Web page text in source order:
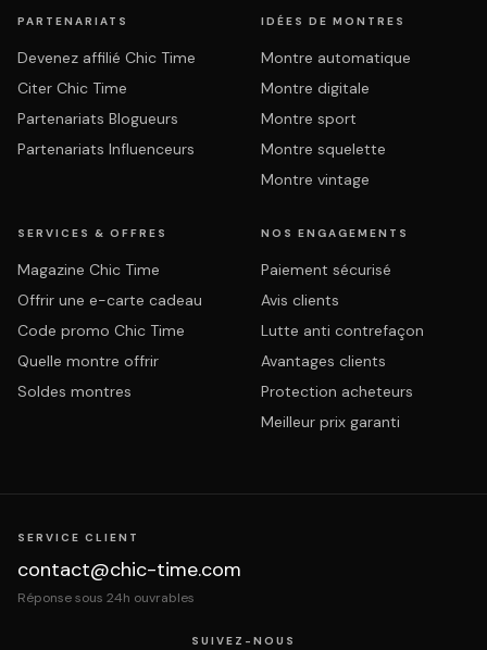
PARTENARIATS
Devenez affilié Chic Time
Citer Chic Time
Partenariats Blogueurs
Partenariats Influenceurs
IDÉES DE MONTRES
Montre automatique
Montre digitale
Montre sport
Montre squelette
Montre vintage
SERVICES & OFFRES
Magazine Chic Time
Offrir une e-carte cadeau
Code promo Chic Time
Quelle montre offrir
Soldes montres
NOS ENGAGEMENTS
Paiement sécurisé
Avis clients
Lutte anti contrefaçon
Avantages clients
Protection acheteurs
Meilleur prix garanti
SERVICE CLIENT
contact@chic-time.com
Réponse sous 24h ouvrables
SUIVEZ-NOUS